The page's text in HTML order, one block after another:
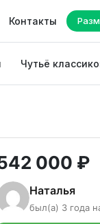
Контакты
Чутьё
000 ₽
Наталья
был(а) 3 года